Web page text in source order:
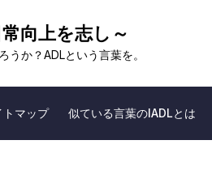
向上を志し～
うか？ADLという言葉を。
トマップ 似ている言葉のIADLとは